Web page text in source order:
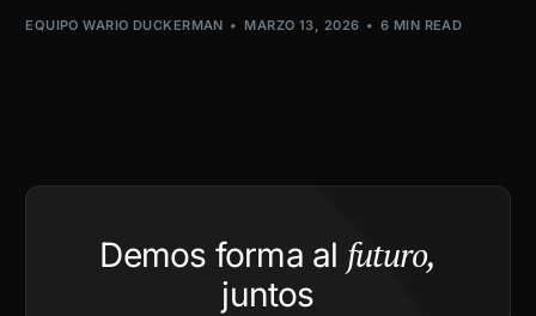
EQUIPO WARIO DUCKERMAN MARZO 13, 2026 6 MIN READ
Demos forma al futuro,
juntos